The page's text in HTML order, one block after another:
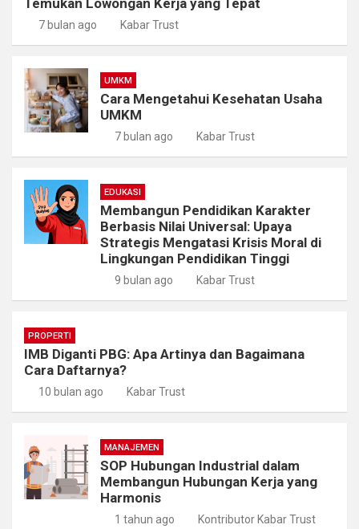
7 bulan ago Kabar Trust
UMKM
Cara Mengetahui Kesehatan Usaha
UMKM
7 bulan ago Kabar Trust
EDUKASI
Membangun Pendidikan Karakter
Berbasis Nilai Universal: Upaya
Strategis Mengatasi Krisis Moral di
Lingkungan Pendidikan Tinggi
9 bulan ago Kabar Trust
PROPERTI
IMB Diganti PBG: Apa Artinya dan Bagaimana
Cara Daftarnya?
10 bulan ago Kabar Trust
MANAJEMEN
SOP Hubungan Industrial dalam
Membangun Hubungan Kerja yang
Harmonis
1 tahun ago Kontributor Kabar Trust